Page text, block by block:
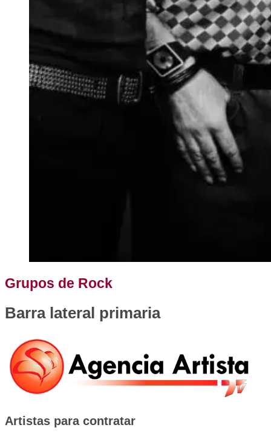
Grupos de Rock
Barra lateral primaria
Artistas para contratar